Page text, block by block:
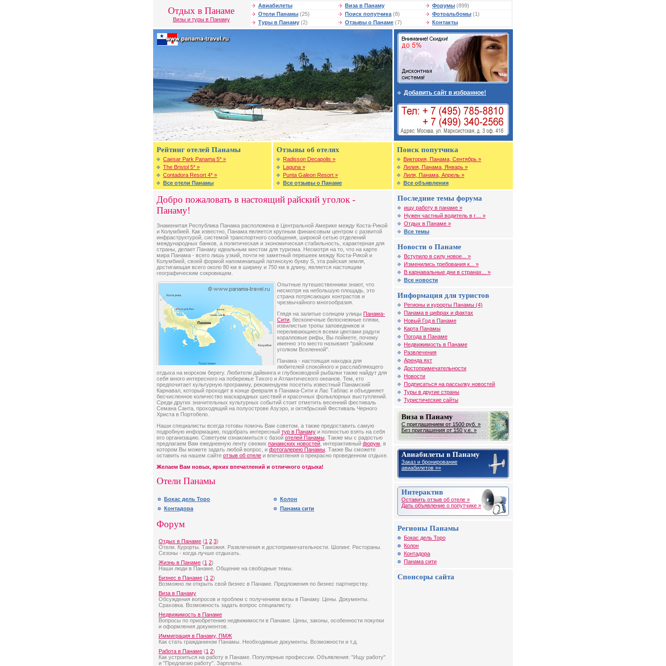
Отдых в Панаме
Визы и туры в Панаму
Авиабилеты Виза в Панаму Форумы (899)
Отели Панамы (25) Поиск попутчика (8) Фотоальбомы (1)
Туры в Панаму (2) Отзывы о Панаме (7) Контакты
Добавить сайт в избранное!
Рейтинг отелей Панамы
Caesar Park Panama 5* »
The Bristol 5* »
Contadora Resort 4* »
Все отели Панамы
Отзывы об отелях
Radisson Decapolis »
Laguna »
Punta Galeon Resort »
Все отзывы о Панаме
Поиск попутчика
Виктория, Панама, Сентябрь »
Лилия, Панама, Январь »
Лиля, Панама, Апрель »
Все объявления
Добро пожаловать в настоящий райский уголок -
Панаму!
Знаменитая Республика Панама расположена в Центральной Америке между Коста-Рикой
и Колумбией. Как известно, Панама является крупным финансовым центром с развитой
инфраструктурой, системой транспортного сообщения, широкой сетью отделений
международных банков, а политическая и экономическая стабильность, характерная для
страны, делает Панаму идеальным местом для туризма. Несмотря на то, что на карте
мира Панама - всего лишь узкий, почти не заметный перешеек между Коста-Рикой и
Колумбией, своей формой напоминающий латинскую букву S, эта райская земля,
достигающая всего около 80 км в ширину и 750 км в длину, является настоящим
географическим сокровищем.
Опытные путешественники знают, что
несмотря на небольшую площадь, это
страна потрясающих контрастов и
чрезвычайного многообразия.
Глядя на залитые солнцем улицы Панама-
Сити , бесконечные белоснежные пляжи,
извилистые тропы заповедников и
переливающиеся всеми цветами радуги
коралловые рифы, Вы поймете, почему
именно это место называют "райским
уголком Вселенной".
Панама - настоящая находка для
любителей спокойного и расслабляющего
отдыха на морском берегу. Любители дайвинга и глубоководной рыбалки также найдут для
себя много интересного на побережье Тихого и Атлантического океанов. Тем, кто
предпочитает культурную программу, рекомендуем посетить известный Панамский
Карнавал, который проходит в конце февраля в Панама-Сити и Лас Таблас и объединяет
бесчисленное количество маскарадных шествий и красочных фольклорных выступлений.
Среди других значительных культурных событий стоит отметить весенний фестиваль
Семана Санта, проходящий на полуострове Азуэро, и октябрьский Фестиваль Черного
Христа в Портобело.
Наши специалисты всегда готовы помочь Вам советом, а также предоставить самую
подробную информацию, подобрать интересный тур в Панаму и полностью взять на себя
его организацию. Советуем ознакомиться с базой отелей Панамы . Также мы с радостью
предлагаем Вам ежедневную ленту свежих панамских новостей , интерактивный форум , в
котором Вы можете задать любой вопрос, и фотогалерею Панамы . Также Вы сможете
оставить на нашем сайте отзыв об отеле и впечатления о прекрасно проведенном отдыхе.
Желаем Вам новых, ярких впечатлений и отличного отдыха!
Отели Панамы
Бокас дель Торо
Колон
Контадора
Панама сити
Форум
Отдых в Панаме (1 2 3)
Отели. Курорты. Таможня. Развлечения и достопримечательности. Шопинг. Рестораны.
Сезоны - когда лучше отдыхать.
Жизнь в Панаме (1 2)
Наши люди в Панаме. Общение на свободные темы.
Бизнес в Панаме (1 2)
Возможно ли открыть свой бизнес в Панаме. Предложения по бизнес партнерству.
Виза в Панаму
Обсуждения вопросов и проблем с получением визы в Панаму. Цены. Документы.
Сраховка. Возможность задать вопрос специалисту.
Недвижимость в Панаме
Вопросы по приобретению недвижимости в Панаме. Цены, законы, особенности покупки
и оформления документов.
Иммиграция в Панаму, ПМЖ
Как стать гражданином Панамы. Необходимые документы. Возможности и т.д.
Работа в Панаме (1 2)
Как устроиться на работу в Панаме. Популярные профессии. Объявления: "Ищу работу"
и "Предлагаю работу". Зарплаты.
Последние темы форума
ищу работу в панаме »
Нужен частный водитель в г.... »
Отдых в Панаме »
Все темы
Новости о Панаме
Вступило в силу новое... »
Изменились требования к... »
В карнавальные дни в странах... »
Все новости
Информация для туристов
Регионы и курорты Панамы (4)
Панама в цифрах и фактах
Новый Год в Панаме
Карта Панамы
Погода в Панаме
Недвижимость в Панаме
Развлечения
Аренда яхт
Достопримечательности
Новости
Подписаться на рассылку новостей
Туры в другие страны
Туристические сайты
Виза в Панаму
С приглашением от 1500 руб. »
Без приглашения от 150 у.е. »
Авиабилеты в Панаму
Заказ и бронирование
авиабилетов »»
Интерактив
Оставить отзыв об отеле »
Дать объявление о попутчике »
Регионы Панамы
Бокас дель Торо
Колон
Контадора
Панама сити
Спонсоры сайта